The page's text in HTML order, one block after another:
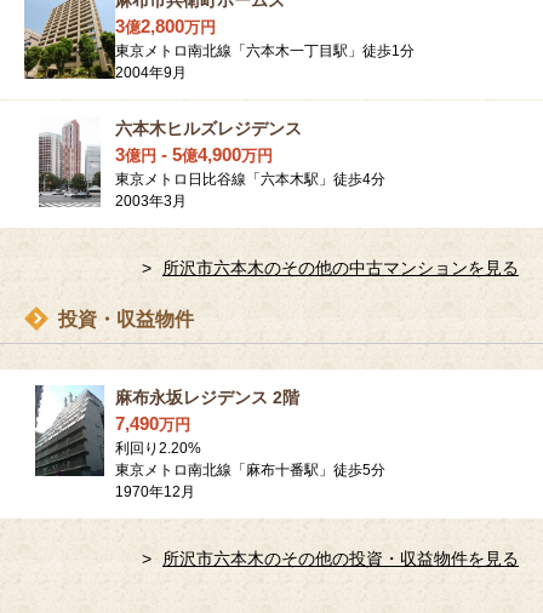
3億2,800万円
東京メトロ南北線「六本木一丁目駅」徒歩1分
2004年9月
六本木ヒルズレジデンス
3億円 - 5億4,900万円
東京メトロ日比谷線「六本木駅」徒歩4分
2003年3月
所沢市六本木のその他の中古マンションを見る
投資・収益物件
麻布永坂レジデンス 2階
7,490万円
利回り 2.20%
東京メトロ南北線「麻布十番駅」徒歩5分
1970年12月
所沢市六本木のその他の投資・収益物件を見る